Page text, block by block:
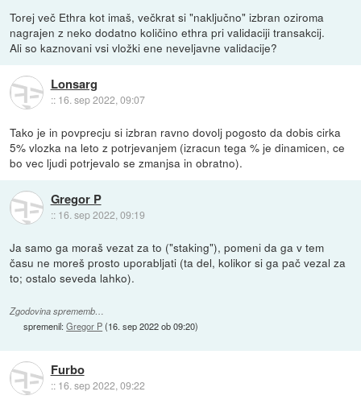
Torej več Ethra kot imaš, večkrat si "naključno" izbran oziroma
nagrajen z neko dodatno količino ethra pri validaciji transakcij.
Ali so kaznovani vsi vložki ene neveljavne validacije?
Lonsarg
:: 16. sep 2022, 09:07
Tako je in povprecju si izbran ravno dovolj pogosto da dobis cirka
5% vlozka na leto z potrjevanjem (izracun tega % je dinamicen, ce
bo vec ljudi potrjevalo se zmanjsa in obratno).
Gregor P
:: 16. sep 2022, 09:19
Ja samo ga moraš vezat za to ("staking"), pomeni da ga v tem
času ne moreš prosto uporabljati (ta del, kolikor si ga pač vezal za
to; ostalo seveda lahko).
Zgodovina sprememb…
spremenil:Gregor P(16. sep 2022 ob 09:20)
Furbo
:: 16. sep 2022, 09:22